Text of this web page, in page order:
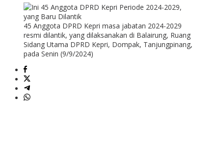
45 Anggota DPRD Kepri masa jabatan 2024-2029
resmi dilantik, yang dilaksanakan di Balairung, Ruang
Sidang Utama DPRD Kepri, Dompak, Tanjungpinang,
pada Senin (9/9/2024)